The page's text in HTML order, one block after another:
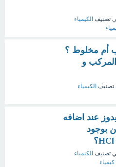
تصنيف الكيمياء
أم مخلوط ؟
و
تصنيف الكيمياء
عند اضافه
بوجود
تصنيف الكيمياء